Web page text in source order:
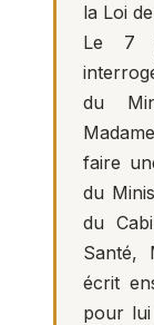
la Loi
Le 7
du
faire
du
du
Santé,
écrit
pour lui